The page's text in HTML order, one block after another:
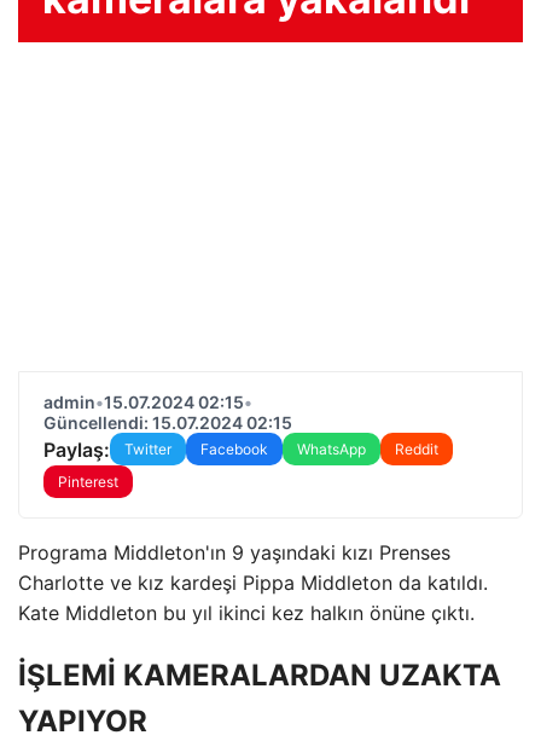
admin•15.07.2024 02:15•
Güncellendi: 15.07.2024 02:15
Paylaş: Twitter Facebook WhatsApp
Reddit
Pinterest
Programa Middleton'ın 9 yaşındaki kızı Prenses
Charlotte ve kız kardeşi Pippa Middleton da katıldı.
Kate Middleton bu yıl ikinci kez halkın önüne çıktı.
İŞLEMİ KAMERALARDAN UZAKTA
YAPIYOR